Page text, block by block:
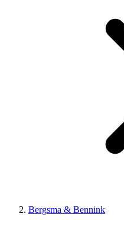
Bergsma & Bennink